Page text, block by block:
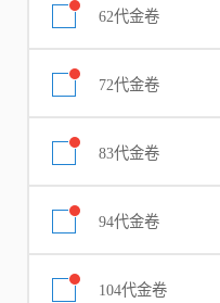
62代金卷
72代金卷
83代金卷
94代金卷
104代金卷